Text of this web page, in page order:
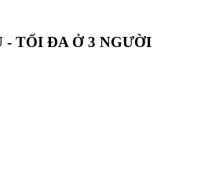
- TỐI ĐA Ở 3 NGƯỜI